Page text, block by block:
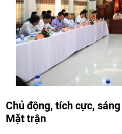
Chủ động, tích cực,
Mặt trận